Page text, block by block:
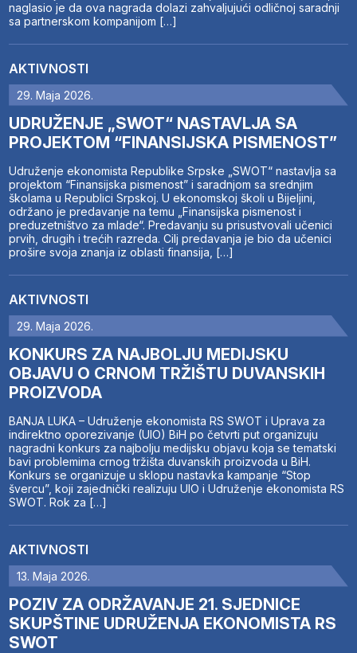
naglasio je da ova nagrada dolazi zahvaljujući odličnoj saradnji
sa partnerskom kompanijom […]
AKTIVNOSTI
29. Maja 2026.
UDRUŽENJE „SWOT“ NASTAVLJA SA
PROJEKTOM “FINANSIJSKA PISMENOST”
Udruženje ekonomista Republike Srpske „SWOT“ nastavlja sa
projektom “Finansijska pismenost” i saradnjom sa srednjim
školama u Republici Srpskoj. U ekonomskoj školi u Bijeljini,
održano je predavanje na temu „Finansijska pismenost i
preduzetništvo za mlade“. Predavanju su prisustvovali učenici
prvih, drugih i trećih razreda. Cilj predavanja je bio da učenici
prošire svoja znanja iz oblasti finansija, […]
AKTIVNOSTI
29. Maja 2026.
KONKURS ZA NAJBOLJU MEDIJSKU
OBJAVU O CRNOM TRŽIŠTU DUVANSKIH
PROIZVODA
BANJA LUKA – Udruženje ekonomista RS SWOT i Uprava za
indirektno oporezivanje (UIO) BiH po četvrti put organizuju
nagradni konkurs za najbolju medijsku objavu koja se tematski
bavi problemima crnog tržišta duvanskih proizvoda u BiH.
Konkurs se organizuje u sklopu nastavka kampanje “Stop
švercu”, koji zajednički realizuju UIO i Udruženje ekonomista RS
SWOT. Rok za […]
AKTIVNOSTI
13. Maja 2026.
POZIV ZA ODRŽAVANJE 21. SJEDNICE
SKUPŠTINE UDRUŽENJA EKONOMISTA RS
SWOT